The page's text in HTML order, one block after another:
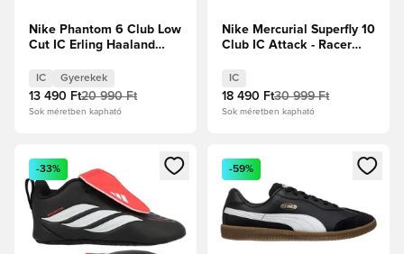
Nike Phantom 6 Club Low
Cut IC Erling Haaland
Punch/Fekete/Zöld
Csapás Gyerek
IC Gyerekek
13 490 Ft20 990 Ft
Sok méretben kapható
Nike Mercurial Superfly 10
Club IC Attack - Racer
IC
18 490 Ft30 999 Ft
Sok méretben kapható
Megnyit egy modált a bejelentkezéshez vagy a tagként
-33%
Megnyit egy modált a
-59%